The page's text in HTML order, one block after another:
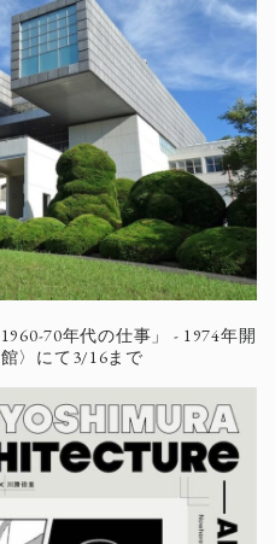
70年代の仕事」 - 1974年開
〉にて3/16まで